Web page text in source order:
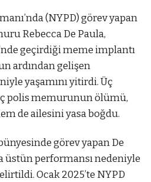
(NYPD) görev yapan
Rebecca De Paula,
geçirdiği meme implantı
ardından gelişen
yaşamını yitirdi. Üç
polis memurunun ölümü,
de ailesini yasa boğdu.
görev yapan De
üstün performansı nedeniyle
Ocak 2025’te NYPD